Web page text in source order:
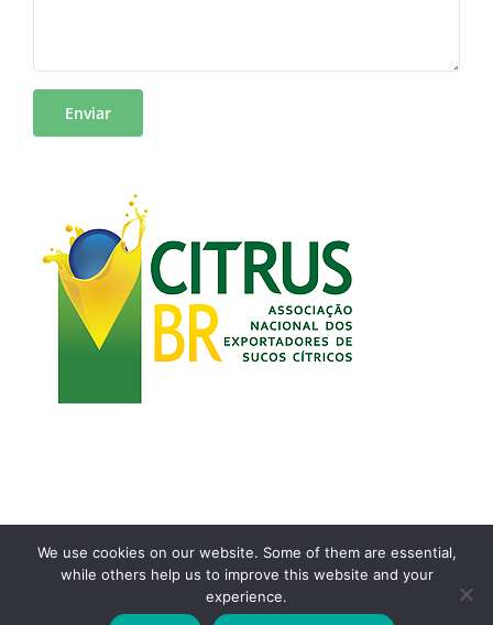
Copyright 2021 | Desenvolvido por Airton Toyansk
Facebook
We use cookies on our website. Some of them are essential,
while others help us to improve this website and your
experience.